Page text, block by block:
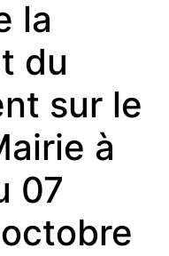
la
du
sur le
à
07